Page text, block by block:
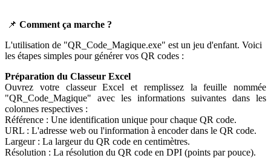
📌 Comment ça marche ?
L'utilisation de "QR_Code_Magique.exe" est un jeu d'enfant. Voici
les étapes simples pour générer vos QR codes :
Préparation du Classeur Excel
Ouvrez votre classeur Excel et remplissez la feuille nommée
"QR_Code_Magique" avec les informations suivantes dans les
colonnes respectives :
Référence : Une identification unique pour chaque QR code.
URL : L'adresse web ou l'information à encoder dans le QR code.
Largeur : La largeur du QR code en centimètres.
Résolution : La résolution du QR code en DPI (points par pouce).